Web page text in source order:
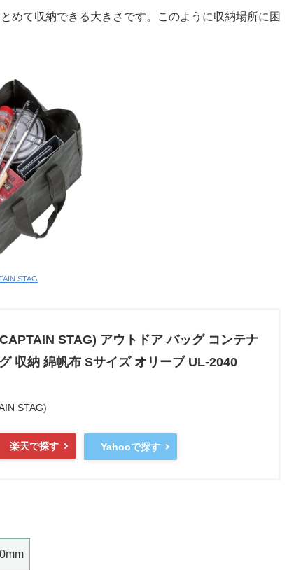
めて収納できる大きさです。このように収納場所に困
STAG
STAG) アウトドア バッグ コンテナ
収納 綿帆布 Sサイズ オリーブ UL-2040
STAG)
楽天で探す Yahooで探す